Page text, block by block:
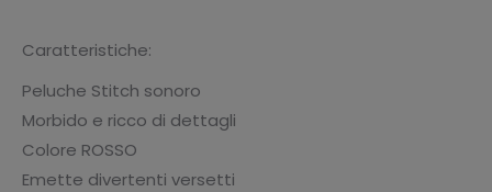
Caratteristiche:
Peluche Stitch sonoro
Morbido e ricco di dettagli
Colore ROSSO
Emette divertenti versetti